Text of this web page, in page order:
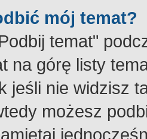
mój temat?
temat"
na górę listy
jeśli nie widzisz
możesz